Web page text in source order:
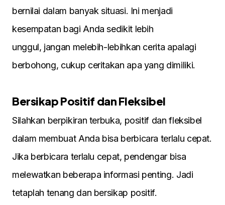
bernilai dalam banyak situasi. Ini menjadi
kesempatan bagi Anda sedikit lebih
unggul, jangan melebih-lebihkan cerita apalagi
berbohong, cukup ceritakan apa yang dimiliki.
Bersikap Positif dan Fleksibel
Silahkan berpikiran terbuka, positif dan fleksibel
dalam membuat Anda bisa berbicara terlalu cepat.
Jika berbicara terlalu cepat, pendengar bisa
melewatkan beberapa informasi penting. Jadi
tetaplah tenang dan bersikap positif.